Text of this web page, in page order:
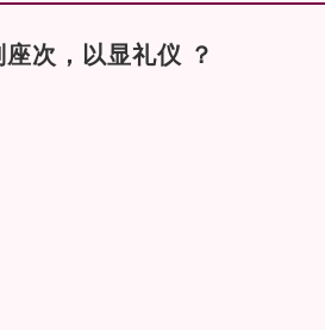
次，以显礼仪 ？